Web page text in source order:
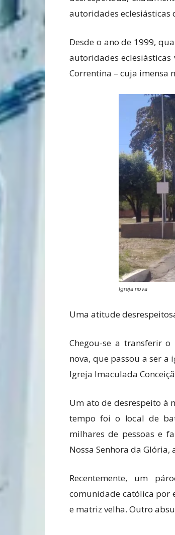
autoridades eclesiásticas
Desde o ano de 1999,
autoridades
Correntina – cuja imensa
Igreja nova
Uma atitude
Chegou-se a transferir
nova, que passou a ser a
Igreja Imaculada
Um ato de desrespeito à
tempo foi o local de
milhares de pessoas e
Nossa Senhora da
Recentemente, um
comunidade católica por
e matriz velha. Outro